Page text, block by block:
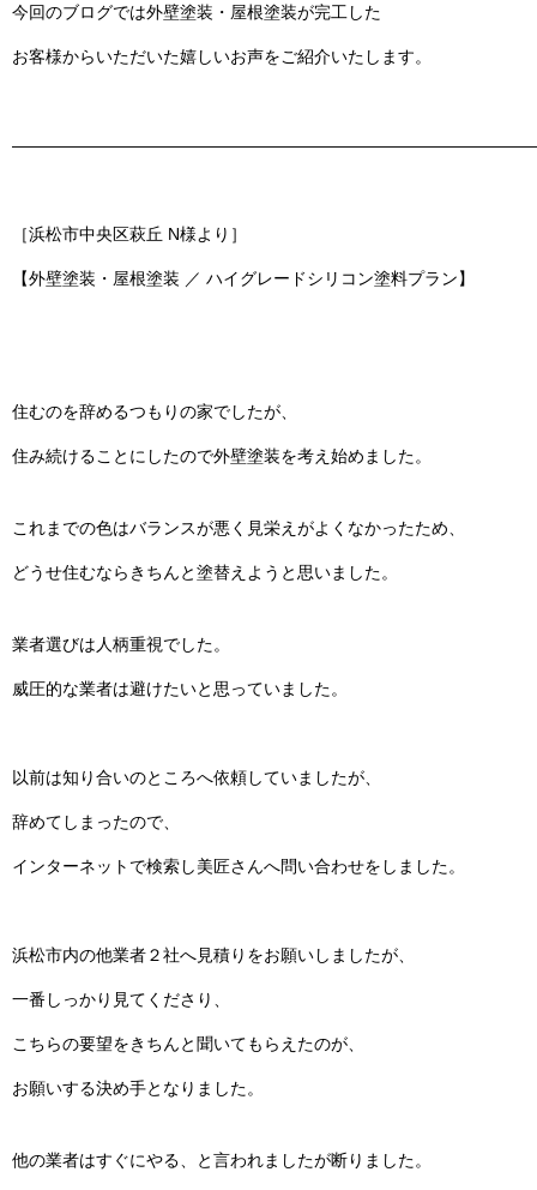
今回のブログでは外壁塗装・屋根塗装が完工した
お客様からいただいた嬉しいお声をご紹介いたします。
［浜松市中央区萩丘 N様より］
【外壁塗装・屋根塗装 ／ ハイグレードシリコン塗料プラン】
住むのを辞めるつもりの家でしたが、
住み続けることにしたので外壁塗装を考え始めました。
これまでの色はバランスが悪く見栄えがよくなかったため、
どうせ住むならきちんと塗替えようと思いました。
業者選びは人柄重視でした。
威圧的な業者は避けたいと思っていました。
以前は知り合いのところへ依頼していましたが、
辞めてしまったので、
インターネットで検索し美匠さんへ問い合わせをしました。
浜松市内の他業者２社へ見積りをお願いしましたが、
一番しっかり見てくださり、
こちらの要望をきちんと聞いてもらえたのが、
お願いする決め手となりました。
他の業者はすぐにやる、と言われましたが断りました。